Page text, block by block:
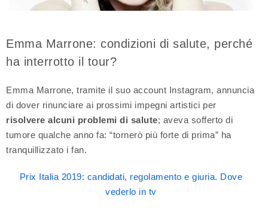
Emma Marrone: condizioni di salute, perché
ha interrotto il tour?
Emma Marrone, tramite il suo account Instagram, annuncia
di dover rinunciare ai prossimi impegni artistici per
risolvere alcuni problemi di salute; aveva sofferto di
tumore qualche anno fa: “tornerò più forte di prima” ha
tranquillizzato i fan.
Prix Italia 2019: candidati, regolamento e giuria. Dove
vederlo in tv